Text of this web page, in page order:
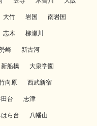
大竹 岩国 南岩国
志木 柳瀬川
崎 新古河
新船橋 大泉学園
向原 西武新宿
田台 志津
はら台 八幡山